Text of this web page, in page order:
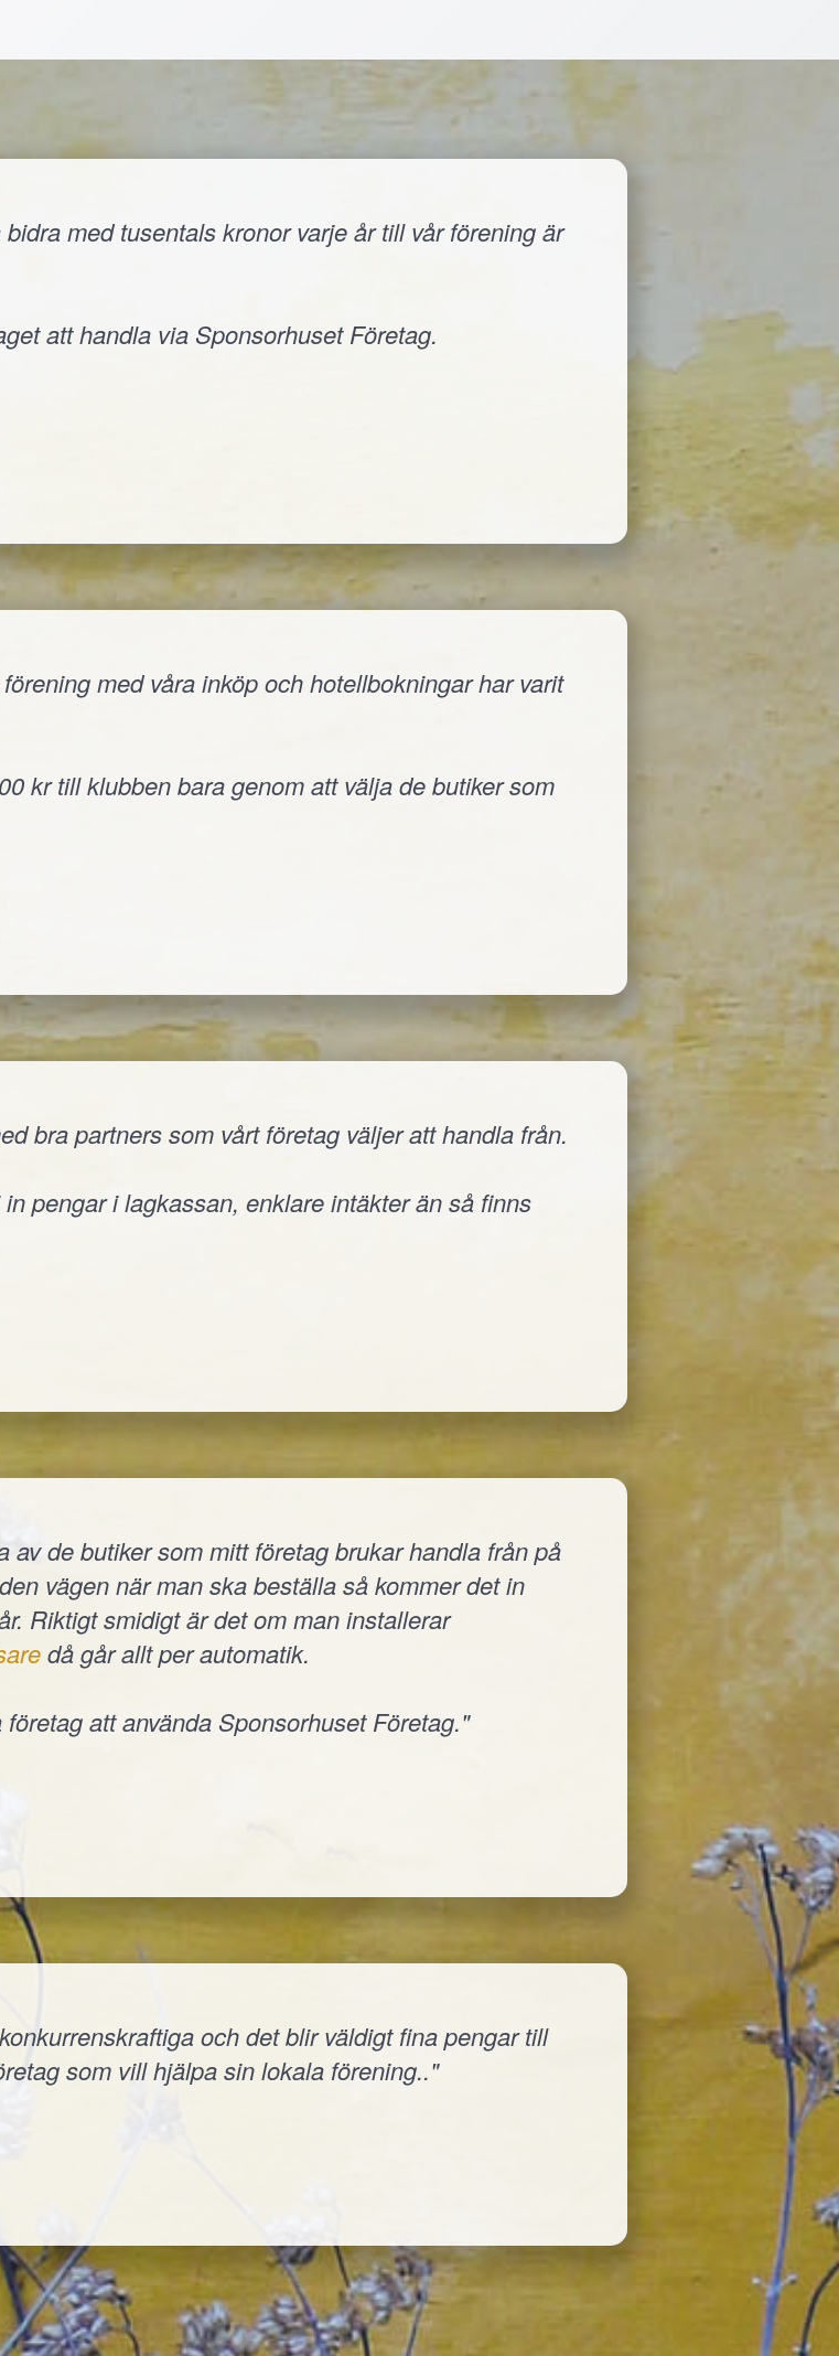
med tusentals kronor varje år till vår förening är
att handla via Sponsorhuset Företag.
med våra inköp och hotellbokningar har varit
kr till klubben bara genom att välja de butiker som
bra partners som vårt företag väljer att handla från.
pengar i lagkassan, enklare intäkter än så finns
av de butiker som mitt företag brukar handla från på
vägen när man ska beställa så kommer det in
Riktigt smidigt är det om man installerar
då går allt per automatik.
att använda Sponsorhuset Företag."
och det blir väldigt fina pengar till
som vill hjälpa sin lokala förening.."